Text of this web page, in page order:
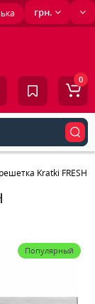
грн.
0
Kratki
Популярный